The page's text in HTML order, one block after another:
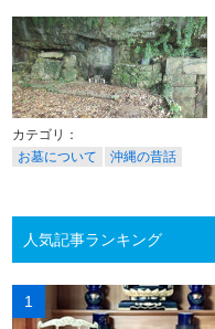
お墓について 沖縄の昔話
人気記事ランキング